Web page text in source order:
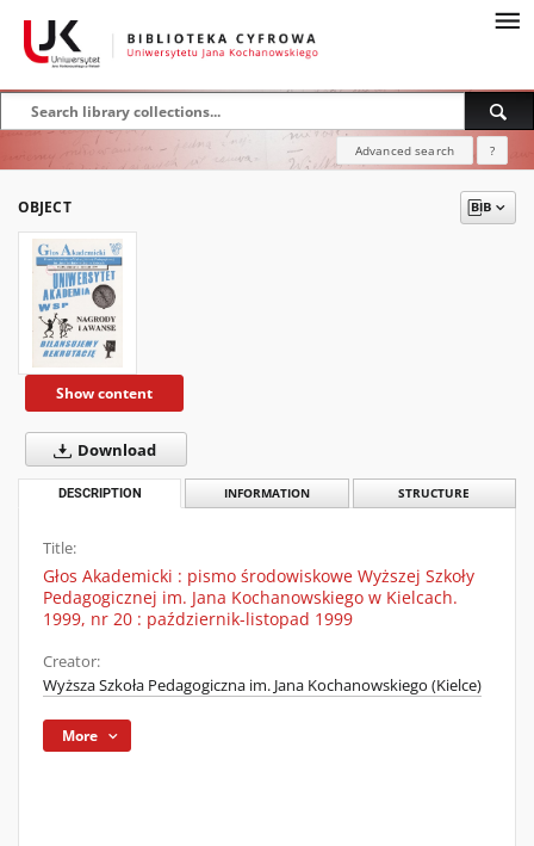
Advanced search ?
OBJECT
Show content
Download
DESCRIPTION INFORMATION STRUCTURE
Title:
Głos Akademicki : pismo środowiskowe Wyższej Szkoły
Pedagogicznej im. Jana Kochanowskiego w Kielcach.
1999, nr 20 : październik-listopad 1999
Creator:
Wyższa Szkoła Pedagogiczna im. Jana Kochanowskiego (Kielce)
More